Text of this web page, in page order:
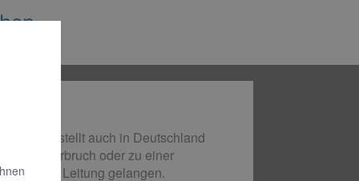
sondern stellt auch in Deutschland
Rohrbruch oder zu einer
in die Leitung gelangen.